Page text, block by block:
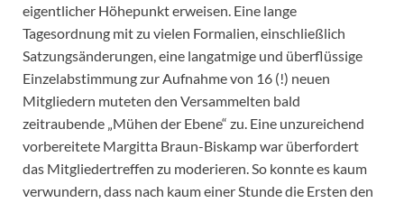
eigentlicher Höhepunkt erweisen. Eine lange
Tagesordnung mit zu vielen Formalien, einschließlich
Satzungsänderungen, eine langatmige und überflüssige
Einzelabstimmung zur Aufnahme von 16 (!) neuen
Mitgliedern muteten den Versammelten bald
zeitraubende „Mühen der Ebene“ zu. Eine unzureichend
vorbereitete Margitta Braun-Biskamp war überfordert
das Mitgliedertreffen zu moderieren. So konnte es kaum
verwundern, dass nach kaum einer Stunde die Ersten den